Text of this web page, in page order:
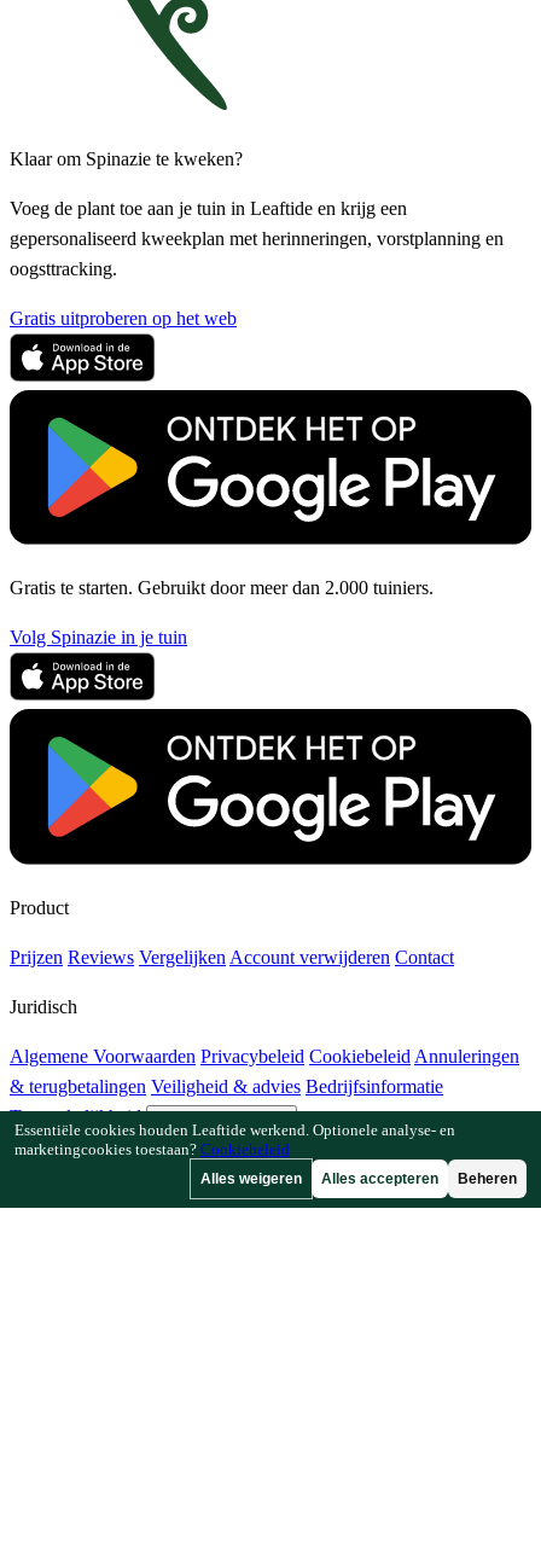
Klaar om Spinazie te kweken?
Voeg de plant toe aan je tuin in Leaftide en krijg een
gepersonaliseerd kweekplan met herinneringen, vorstplanning en
oogsttracking.
Gratis uitproberen op het web
Gratis te starten. Gebruikt door meer dan 2.000 tuiniers.
Volg Spinazie in je tuin
Product
Prijzen Reviews Vergelijken Account verwijderen Contact
Juridisch
Algemene Voorwaarden Privacybeleid Cookiebeleid Annuleringen
& terugbetalingen Veiligheid & advies Bedrijfsinformatie
Toegankelijkheid
Cookie-instellingen
Essentiële cookies houden Leaftide werkend. Optionele analyse- en
marketingcookies toestaan? Cookiebeleid
Alles weigeren Alles accepteren Beheren